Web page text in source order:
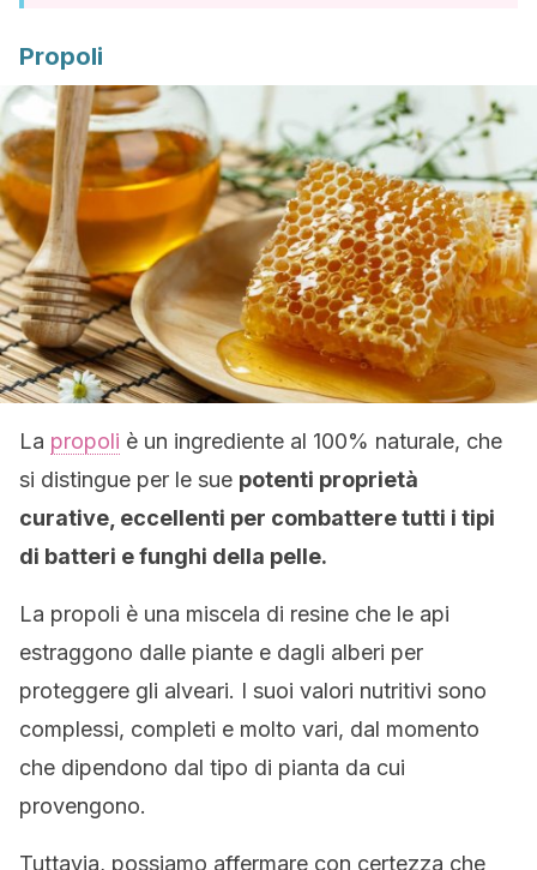
Propoli
La propoli è un ingrediente al 100% naturale, che
si distingue per le sue potenti proprietà
curative, eccellenti per combattere tutti i tipi
di batteri e funghi della pelle.
La propoli è una miscela di resine che le api
estraggono dalle piante e dagli alberi per
proteggere gli alveari. I suoi valori nutritivi sono
complessi, completi e molto vari, dal momento
che dipendono dal tipo di pianta da cui
provengono.
Tuttavia, possiamo affermare con certezza che